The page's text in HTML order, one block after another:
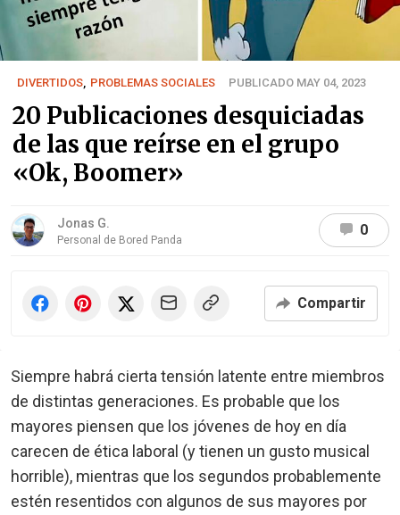
DIVERTIDOS PROBLEMAS SOCIALES PUBLICADO MAY 04, 2023
20 Publicaciones desquiciadas
de las que reírse en el grupo
«Ok, Boomer»
Jonas G.
Personal de Bored Panda
0
Compartir
Siempre habrá cierta tensión latente entre miembros
de distintas generaciones. Es probable que los
mayores piensen que los jóvenes de hoy en día
carecen de ética laboral (y tienen un gusto musical
horrible), mientras que los segundos probablemente
estén resentidos con algunos de sus mayores por